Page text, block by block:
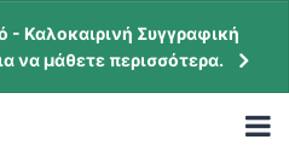
- Καλοκαιρινή Συγγραφική
να μάθετε περισσότερα.